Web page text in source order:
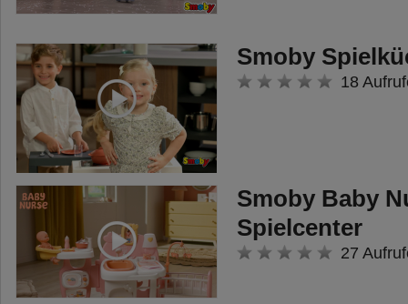
sich bequem sitzen lässt. Die
Besucher werden Sturm klingeln,
denn das Mein Haus ist
außerdem mit einer echten
Türklingel ausgestattet!
Das besondere
Produktionsverfahren und der
hochwertige, UV-stabile Kunststoff
sorgen für eine besonders gute
Widerstandsfähigkeit gegen
Smoby
18
Smoby Baby
Spielcenter
27